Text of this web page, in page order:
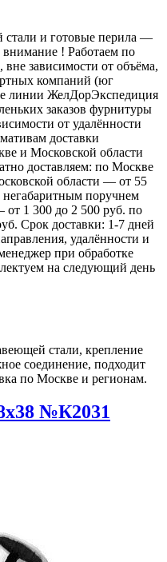
и готовые перила —
! Работаем по
зависимости от объёма,
компаний (юг
линии ЖелДорЭкспедиция
заказов фурнитуры
от удалённости
доставки
и Московской области
доставляем: по Москве
области — от 55
негабаритным поручнем
1 300 до 2 500 руб. по
Срок доставки: 1-7 дней
удалённости и
при обработке
на следующий день
№К2031